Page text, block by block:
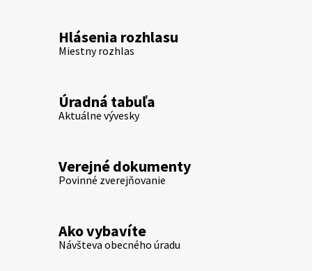
Hlásenia rozhlasu
Miestny rozhlas
Úradná tabuľa
Aktuálne vývesky
Verejné dokumenty
Povinné zverejňovanie
Ako vybavíte
Návšteva obecného úradu